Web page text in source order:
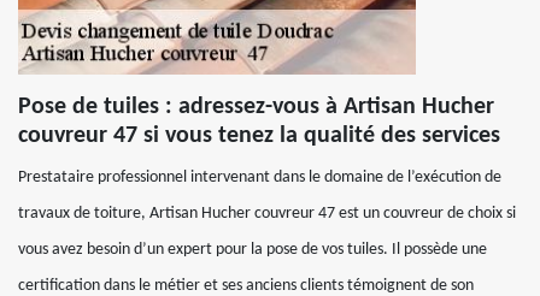
Pose de tuiles : adressez-vous à Artisan Hucher
couvreur 47 si vous tenez la qualité des services
Prestataire professionnel intervenant dans le domaine de l’exécution de
travaux de toiture, Artisan Hucher couvreur 47 est un couvreur de choix si
vous avez besoin d’un expert pour la pose de vos tuiles. Il possède une
certification dans le métier et ses anciens clients témoignent de son